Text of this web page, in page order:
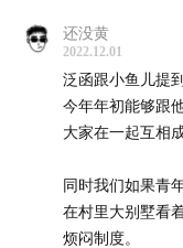
Part 1 职业体验冷
00 后的见自我、见
第一份创业公司实
社交媒体上的负面
还没黄
2022.12.01
泛函跟小鱼儿提
今年年初能够跟
大家在一起互相
同时我们如果青
在村里大别墅看
烦闷制度。